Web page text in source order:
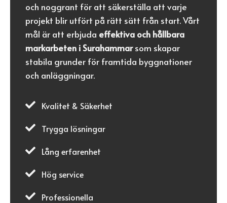
och noggrant för att säkerställa att varje
projekt blir utfört på rätt sätt från start. Vårt
mål är att erbjuda effektiva och hållbara
markarbeten i Surahammarsom skapar
stabila grunder för framtida byggnationer
och anläggningar.
 Kvalitet & Säkerhet
 Trygga lösningar
 Lång erfarenhet
 Hög service
 Professionella